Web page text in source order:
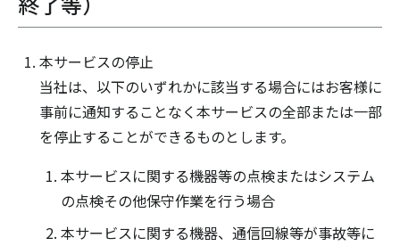
本サービスの停止
当社は、以下のいずれかに該当する場合にはお客様に
事前に通知することなく本サービスの全部または一部
を停止することができるものとします。
本サービスに関する機器等の点検またはシステム
の点検その他保守作業を行う場合
本サービスに関する機器、通信回線等が事故等に